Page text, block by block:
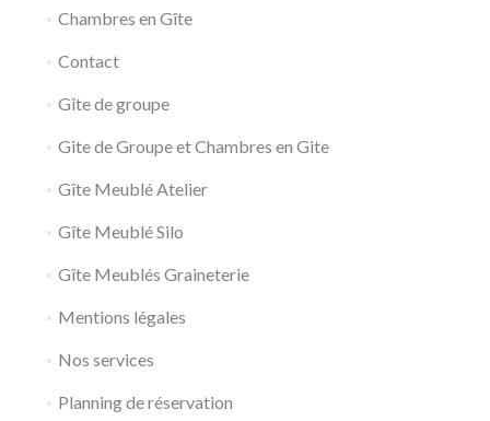
Chambres en Gîte
Contact
Gîte de groupe
Gite de Groupe et Chambres en Gite
Gîte Meublé Atelier
Gîte Meublé Silo
Gîte Meublés Graineterie
Mentions légales
Nos services
Planning de réservation